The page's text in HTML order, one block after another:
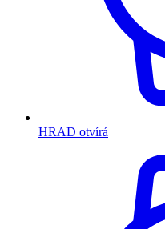
HRAD otvírá